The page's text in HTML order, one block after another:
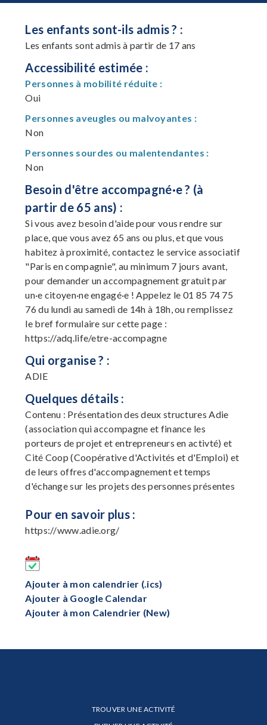
Les enfants sont-ils admis ? :
Les enfants sont admis à partir de 17 ans
Accessibilité estimée :
Personnes à mobilité réduite :
Oui
Personnes aveugles ou malvoyantes :
Non
Personnes sourdes ou malentendantes :
Non
Besoin d'être accompagné·e ? (à
partir de 65 ans) :
Si vous avez besoin d'aide pour vous rendre sur
place, que vous avez 65 ans ou plus, et que vous
habitez à proximité, contactez le service associatif
"Paris en compagnie", au minimum 7 jours avant,
pour demander un accompagnement gratuit par
un·e citoyen·ne engagé·e ! Appelez le 01 85 74 75
76 du lundi au samedi de 14h à 18h, ou remplissez
le bref formulaire sur cette page :
https://adq.life/etre-accompagne
Qui organise ? :
ADIE
Quelques détails :
Contenu : Présentation des deux structures Adie
(association qui accompagne et finance les
porteurs de projet et entrepreneurs en activté) et
Cité Coop (Coopérative d'Activités et d'Emploi) et
de leurs offres d'accompagnement et temps
d'échange sur les projets des personnes présentes
Pour en savoir plus :
https://www.adie.org/
Ajouter à mon calendrier (.ics)
Ajouter à Google Calendar
Ajouter à mon Calendrier (New)
TROUVER UNE ACTIVITÉ